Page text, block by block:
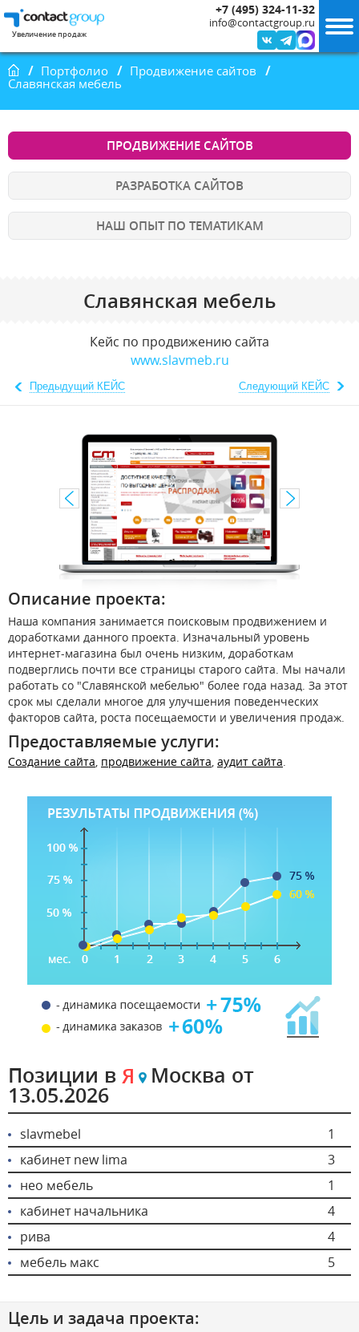
Увеличение продаж
info@contactgroup.ru
+7 (495) 324-11-32
ГлавнаяПортфолио
Продвижение сайтов
Славянская мебель
ПРОДВИЖЕНИЕ САЙТОВ
РАЗРАБОТКА САЙТОВ
НАШ ОПЫТ ПО ТЕМАТИКАМ
Славянская мебель
Предыдущий КЕЙС
Кейс по продвижению сайта
www.slavmeb.ru
Следующий КЕЙС
Описание проекта:
Наша компания занимается поисковым продвижением и
доработками данного проекта. Изначальный уровень
интернет-магазина был очень низким, доработкам
подверглись почти все страницы старого сайта. Мы начали
работать со "Славянской мебелью" более года назад. За этот
срок мы сделали многое для улучшения поведенческих
факторов сайта, роста посещаемости и увеличения продаж.
Предоставляемые услуги:
Создание сайта, продвижение сайта, аудит сайта.
Позиции в ЯМосква от
13.05.2026
slavmebel
1
кабинет new lima
3
нео мебель
1
кабинет начальника
4
рива
4
мебель макс
5
Цель и задача проекта: